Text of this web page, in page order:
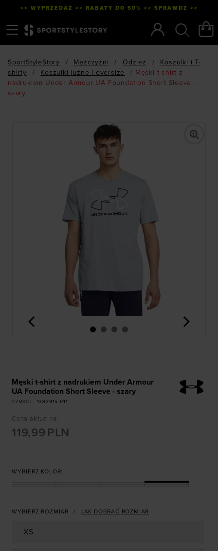
<< WYPRZEDAŻ >> RABATY DO 50% >> SPRAWDŹ >>
SportStyleStory / Mężczyźni / Odzież /
Koszulki i T-
shirty
/ Koszulki luźne i oversize / Męski t-shirt z
nadrukiem Under Armour UA Foundation Short Sleeve -
szary
<
Męski t-shirt z nadrukiem Under Armour
UA Foundation Short Sleeve - szary
SYMBOL 1382915-011
Cena aktualna:
119,99 PLN
WYBIERZ KOLOR:
WYBIERZ ROZMIAR JAK DOBRAĆ ROZMIAR
XS